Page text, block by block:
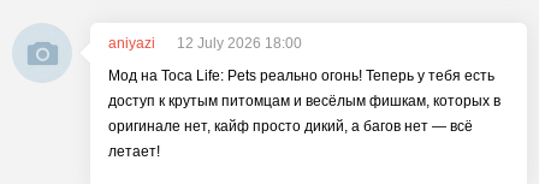
aniyazi
12 July 2026 18:00
Мод на Toca Life: Pets реально огонь! Теперь у тебя есть
доступ к крутым питомцам и весёлым фишкам, которых в
оригинале нет, кайф просто дикий, а багов нет — всё
летает!